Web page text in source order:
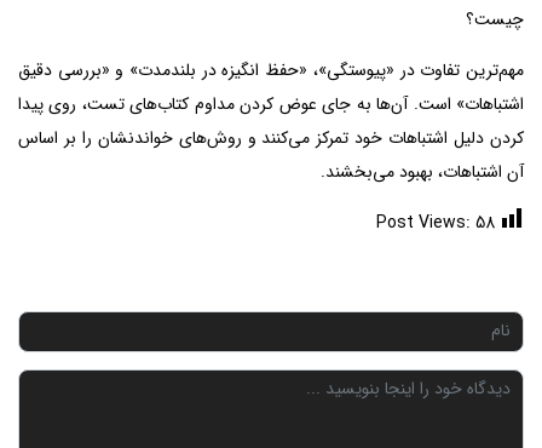
چیست؟
مهم‌ترین تفاوت در «پیوستگی»، «حفظ انگیزه در بلندمدت» و «بررسی دقیق
اشتباهات» است. آن‌ها به جای عوض کردن مداوم کتاب‌های تست، روی پیدا
کردن دلیل اشتباهات خود تمرکز می‌کنند و روش‌های خواندنشان را بر اساس
آن اشتباهات، بهبود می‌بخشند.
Post Views: 58